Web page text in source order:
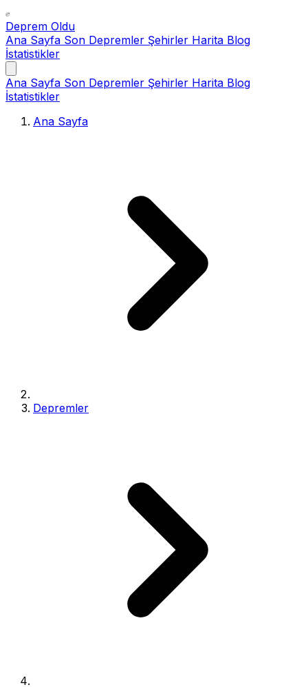
Deprem Oldu
Ana Sayfa Son Depremler Şehirler Harita Blog
İstatistikler
Ana Sayfa Son Depremler Şehirler Harita Blog
İstatistikler
Ana Sayfa
Depremler